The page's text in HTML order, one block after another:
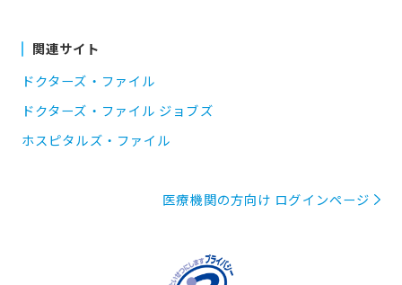
関連サイト
ドクターズ・ファイル
ドクターズ・ファイル ジョブズ
ホスピタルズ・ファイル
医療機関の方向け ログインページ